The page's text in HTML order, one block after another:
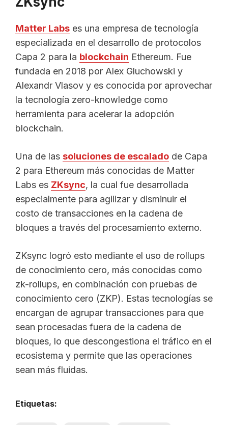
Matter Labs es una empresa de tecnología
especializada en el desarrollo de protocolos
Capa 2 para la blockchain Ethereum. Fue
fundada en 2018 por Alex Gluchowski y
Alexandr Vlasov y es conocida por aprovechar
la tecnología zero-knowledge como
herramienta para acelerar la adopción
blockchain.
Una de las soluciones de escalado de Capa
2 para Ethereum más conocidas de Matter
Labs es ZKsync, la cual fue desarrollada
especialmente para agilizar y disminuir el
costo de transacciones en la cadena de
bloques a través del procesamiento externo.
ZKsync logró esto mediante el uso de rollups
de conocimiento cero, más conocidas como
zk-rollups, en combinación con pruebas de
conocimiento cero (ZKP). Estas tecnologías se
encargan de agrupar transacciones para que
sean procesadas fuera de la cadena de
bloques, lo que descongestiona el tráfico en el
ecosistema y permite que las operaciones
sean más fluidas.
Etiquetas: